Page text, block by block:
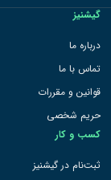
گیشنیز
درباره ما
تماس با ما
قوانین و مقررات
حریم شخصی
کسب و کار
ثبت‌نام در گیشنیز